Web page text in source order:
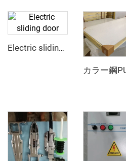
Electric sliding door